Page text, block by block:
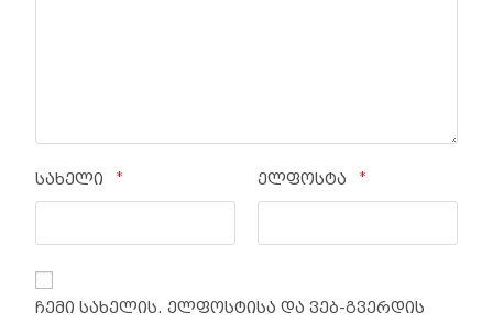
სახელი * ელფოსტა *
ჩემი სახელის. ელფოსტისა და ვებ-გვერდის